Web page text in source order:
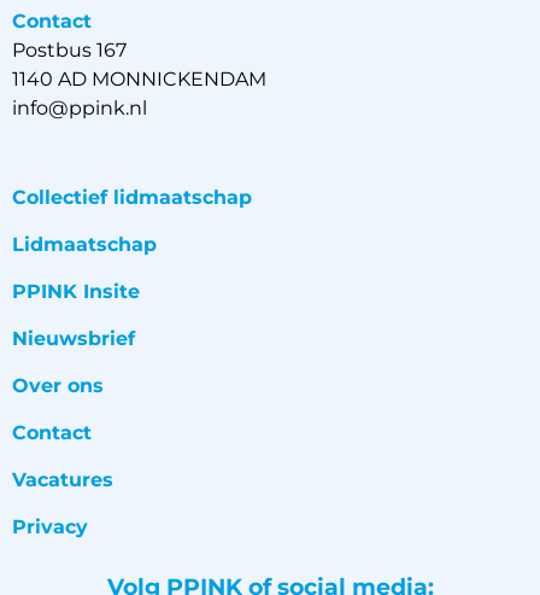
Contact
Postbus 167
1140 AD MONNICKENDAM
info@ppink.nl
Collectief lidmaatschap
Lidmaatschap
PPINK Insite
Nieuwsbrief
Over ons
Contact
Vacatures
Privacy
Volg PPINK of social media: